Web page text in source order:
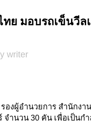
ย มอบรถเข็นวีล
writer
รองผู้อำนวยการ สำนักงา
ำนวน 30 คัน เพื่อเป็นก